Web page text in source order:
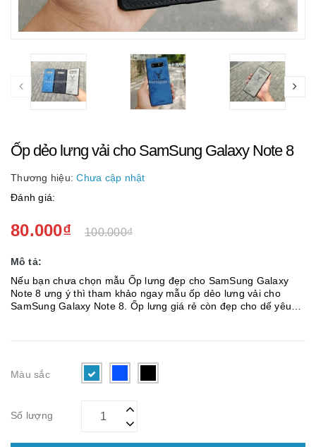
Ốp dẻo lưng vải cho SamSung Galaxy Note 8
Thương hiệu: Chưa cập nhật
Đánh giá:
80.000₫ 100.000₫
Mô tả:
Nếu bạn chưa chọn mẫu Ốp lưng đẹp cho SamSung Galaxy
Note 8 ưng ý thì tham khảo ngay mẫu ốp dẻo lưng vải cho
SamSung Galaxy Note 8. Ốp lưng giá rẻ còn đẹp cho dế yêu
Màu sắc
Số lượng